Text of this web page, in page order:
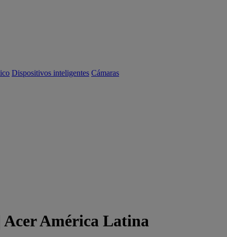
Dispositivos inteligentes Cámaras
Acer América Latina